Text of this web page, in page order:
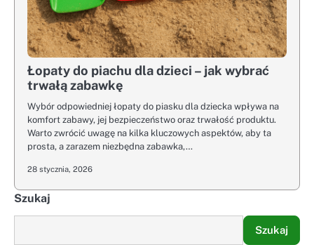
Łopaty do piachu dla dzieci – jak wybrać
trwałą zabawkę
Wybór odpowiedniej łopaty do piasku dla dziecka wpływa na
komfort zabawy, jej bezpieczeństwo oraz trwałość produktu.
Warto zwrócić uwagę na kilka kluczowych aspektów, aby ta
prosta, a zarazem niezbędna zabawka,…
28 stycznia, 2026
Szukaj
Szukaj